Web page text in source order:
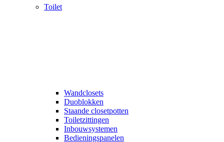
Toilet
Wandclosets
Duoblokken
Staande closetpotten
Toiletzittingen
Inbouwsystemen
Bedieningspanelen